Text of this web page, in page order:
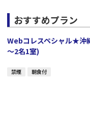
おすすめプラン
Webコレスペシャル★
～2名1室)
禁煙 朝食付